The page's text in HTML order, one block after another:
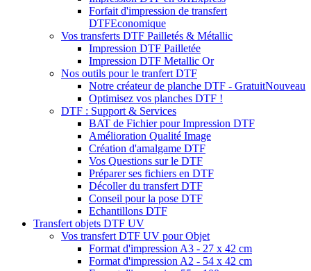
Forfait d'impression de transfert
DTFEconomique
Vos transferts DTF Pailletés & Métallic
Impression DTF Pailletée
Impression DTF Metallic Or
Nos outils pour le tranfert DTF
Notre créateur de planche DTF - GratuitNouveau
Optimisez vos planches DTF !
DTF : Support & Services
BAT de Fichier pour Impression DTF
Amélioration Qualité Image
Création d'amalgame DTF
Vos Questions sur le DTF
Préparer ses fichiers en DTF
Décoller du transfert DTF
Conseil pour la pose DTF
Echantillons DTF
Transfert objets DTF UV
Vos transfert DTF UV pour Objet
Format d'impression A3 - 27 x 42 cm
Format d'impression A2 - 54 x 42 cm